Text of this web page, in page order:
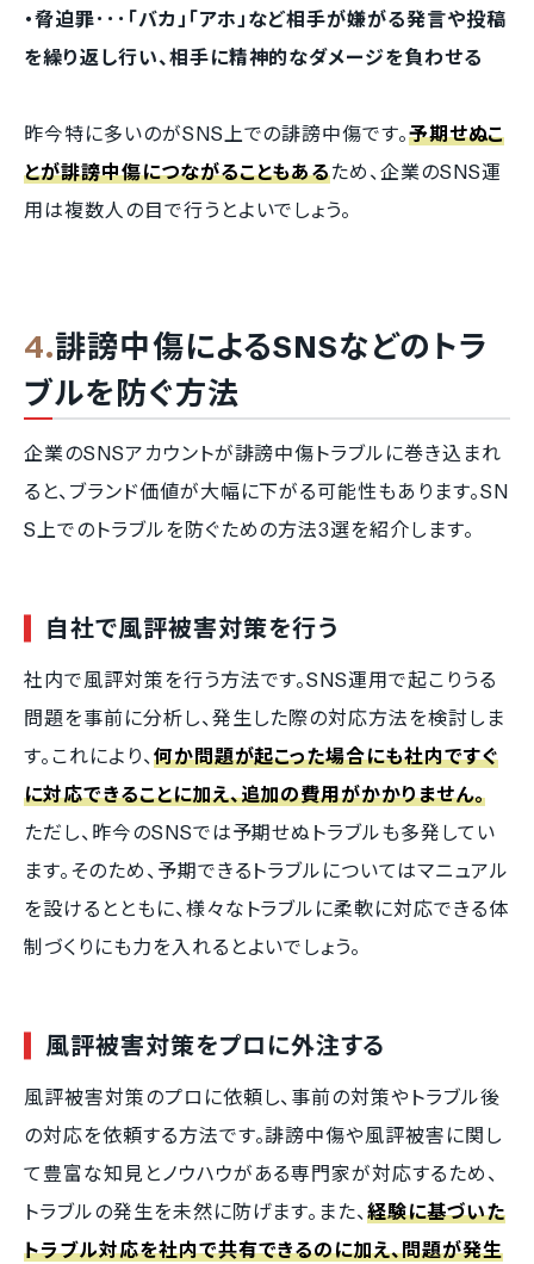
・脅迫罪･･･「バカ」「アホ」など相手が嫌がる発言や投稿
を繰り返し行い、相手に精神的なダメージを負わせる
昨今特に多いのがSNS上での誹謗中傷です。予期せぬこ
とが誹謗中傷につながることもあるため、企業のSNS運
用は複数人の目で行うとよいでしょう。
誹謗中傷によるSNSなどのトラ
ブルを防ぐ方法
企業のSNSアカウントが誹謗中傷トラブルに巻き込まれ
ると、ブランド価値が大幅に下がる可能性もあります。SN
S上でのトラブルを防ぐための方法3選を紹介します。
自社で風評被害対策を行う
社内で風評対策を行う方法です。SNS運用で起こりうる
問題を事前に分析し、発生した際の対応方法を検討しま
す。これにより、何か問題が起こった場合にも社内ですぐ
に対応できることに加え、追加の費用がかかりません。
ただし、昨今のSNSでは予期せぬトラブルも多発してい
ます。そのため、予期できるトラブルについてはマニュアル
を設けるとともに、様々なトラブルに柔軟に対応できる体
制づくりにも力を入れるとよいでしょう。
風評被害対策をプロに外注する
風評被害対策のプロに依頼し、事前の対策やトラブル後
の対応を依頼する方法です。誹謗中傷や風評被害に関し
て豊富な知見とノウハウがある専門家が対応するため、
トラブルの発生を未然に防げます。また、経験に基づいた
トラブル対応を社内で共有できるのに加え、問題が発生